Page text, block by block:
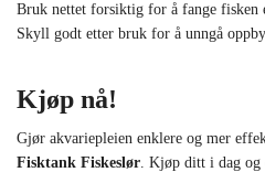
Bruk nettet forsiktig for å fange
Skyll godt etter bruk for å unngå
Kjøp nå!
Gjør akvariepleien enklere og mer
Fisktank Fiskeslør. Kjøp ditt i dag og